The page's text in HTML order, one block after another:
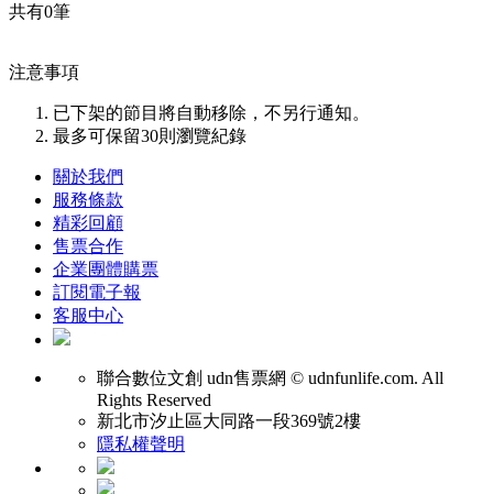
共有0筆
注意事項
已下架的節目將自動移除，不另行通知。
最多可保留30則瀏覽紀錄
關於我們
服務條款
精彩回顧
售票合作
企業團體購票
訂閱電子報
客服中心
聯合數位文創 udn售票網 © udnfunlife.com. All
Rights Reserved
新北市汐止區大同路一段369號2樓
隱私權聲明